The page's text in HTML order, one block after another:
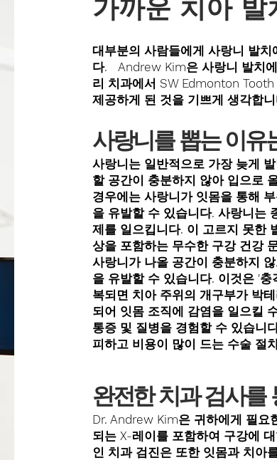
가까운 치아 발
대부분의 사람들에게 사랑니 발
다. Andrew Kim은 사랑니 발치
리 치과에서 SW Edmonton
제공하게 된 것을 기쁘게 생각합니
사랑니를 뽑는 이유
사랑니는 일반적으로 가장 늦게
할 공간이 충분하지 않아 입으로
경우에는 사랑니가 잇몸을 통해
을 유발할 수 있습니다. 사랑니는
제를 일으킵니다. 이 고르지 못한
상을 포함하는 무수한 구강 건강
사랑니가 나올 공간이 충분하지
을 유발할 수 있습니다. 이것은 '
복되면 치아 주위의 개구부가 박
되어 잇몸 조직에 감염을 일으킬
통증 및 질병을 경험할 수 있습니
피하고 비용이 많이 드는 수술 절
완전한 치과 검사를
Dr. Andrew Kim은 귀하에게 필요
되는 X-레이를 포함하여 구강에
인 치과 검진은 또한 잇몸과 치아